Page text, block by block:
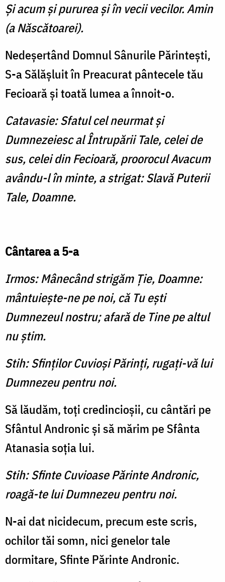
Şi acum şi pururea şi în vecii vecilor. Amin
(a Născătoarei).
Nedeşertând Domnul Sânurile Părinteşti,
S-a Sălăşluit în Prea­curat pântecele tău
Fecioară şi toată lumea a înnoit-o.
Catavasie: Sfatul cel neurmat şi
Dumnezeiesc al Întrupării Tale, celei de
sus, celei din Fecioară, proorocul Avacum
avându-l în minte, a strigat: Slavă Puterii
Tale, Doamne.
Cântarea a 5-a
Irmos: Mânecând strigăm Ţie, Doamne:
mântuieşte-ne pe noi, că Tu eşti
Dumnezeul nostru; afară de Tine pe altul
nu ştim.
Stih: Sfinţilor Cuvioşi Părinţi, rugaţi-vă lui
Dumnezeu pentru noi.
Să lăudăm, toţi credincio­şii, cu cântări pe
Sfântul Andronic şi să mărim pe Sfânta
Atanasia soţia lui.
Stih: Sfinte Cuvioase Părinte Andronic,
roagă-te lui Dumnezeu pentru noi.
N-ai dat nicidecum, precum este scris,
ochilor tăi somn, nici genelor tale
dormitare, Sfinte Părinte Andronic.